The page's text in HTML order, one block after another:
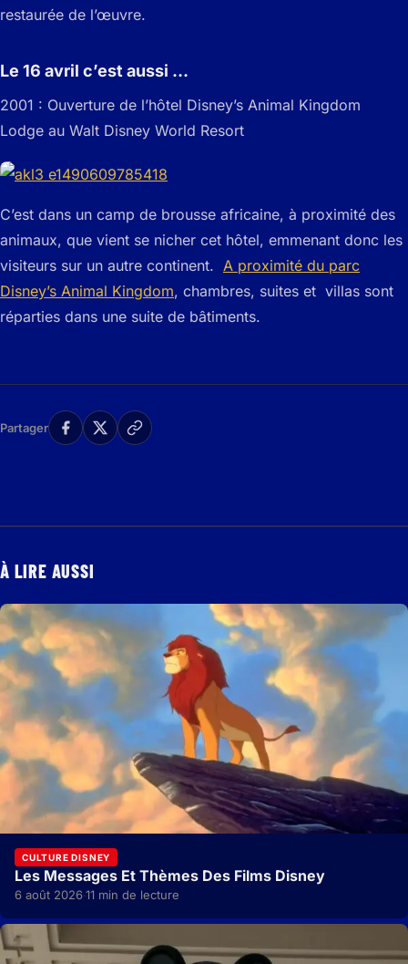
restaurée de l’œuvre.
Le 16 avril c’est aussi …
2001 : Ouverture de l’hôtel Disney’s Animal Kingdom
Lodge au Walt Disney World Resort
C’est dans un camp de brousse africaine, à proximité des
animaux, que vient se nicher cet hôtel, emmenant donc les
visiteurs sur un autre continent. A proximité du parc
Disney’s Animal Kingdom, chambres, suites et villas sont
réparties dans une suite de bâtiments.
Partager
À LIRE AUSSI
CULTURE DISNEY
Les Messages Et Thèmes Des Films Disney
6 août 2026·11 min de lecture